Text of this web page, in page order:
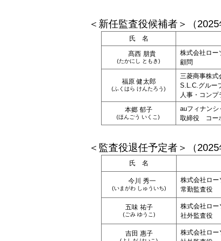
＜新任監査役候補者＞（
氏 名
髙西 朋貴
(たかにし ともき)
株式会社ロー
顧問
福原 健太郎
(ふくはら けんたろう)
三菱商事株式
S.L.C.グルー
人事・コン
本郷 郁子
(ほんごう いくこ)
auフィナン
取締役 コー
＜監査役退任予定者＞（
氏 名
今川 秀一
(いまがわ しゅういち)
株式会社ロー
常勤監査役
五味 祐子
(ごみ ゆうこ)
株式会社ロー
社外監査役
吉田 惠子
株式会社ロー